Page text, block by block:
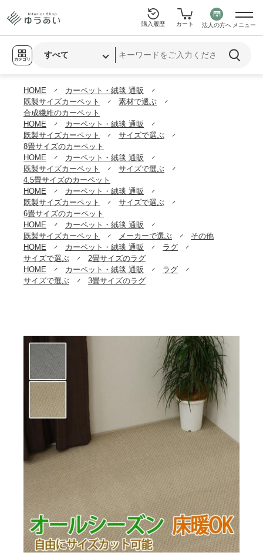
カテゴリ
購入履歴 カート 法人の方へ メニュー
HOME
カーペット・絨毯 通販
既製サイズカーペット
素材で選ぶ
合成繊維のカーペット
HOME
カーペット・絨毯 通販
既製サイズカーペット
サイズで選ぶ
8畳サイズのカーペット
HOME
カーペット・絨毯 通販
既製サイズカーペット
サイズで選ぶ
4.5畳サイズのカーペット
HOME
カーペット・絨毯 通販
既製サイズカーペット
サイズで選ぶ
6畳サイズのカーペット
HOME
カーペット・絨毯 通販
既製サイズカーペット
メーカーで選ぶ
その他
HOME
カーペット・絨毯 通販
ラグ
サイズで選ぶ
2畳サイズのラグ
HOME
カーペット・絨毯 通販
ラグ
サイズで選ぶ
3畳サイズのラグ